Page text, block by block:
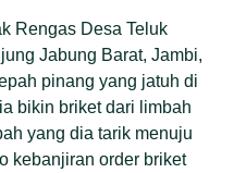
Rengas Desa Teluk
Jabung Barat, Jambi,
pinang yang jatuh di
bikin briket dari limbah
yang dia tarik menuju
kebanjiran order briket